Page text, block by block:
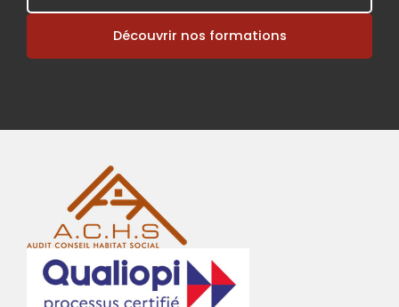
Découvrir nos formations